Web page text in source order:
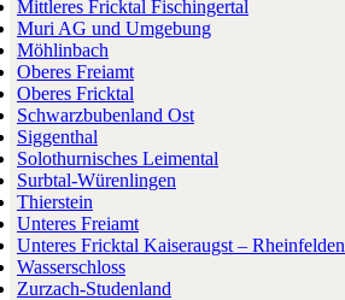
Mittleres Fricktal Fischingertal
Muri AG und Umgebung
Möhlinbach
Oberes Freiamt
Oberes Fricktal
Schwarzbubenland Ost
Siggenthal
Solothurnisches Leimental
Surbtal-Würenlingen
Thierstein
Unteres Freiamt
Unteres Fricktal Kaiseraugst – Rheinfelden
Wasserschloss
Zurzach-Studenland